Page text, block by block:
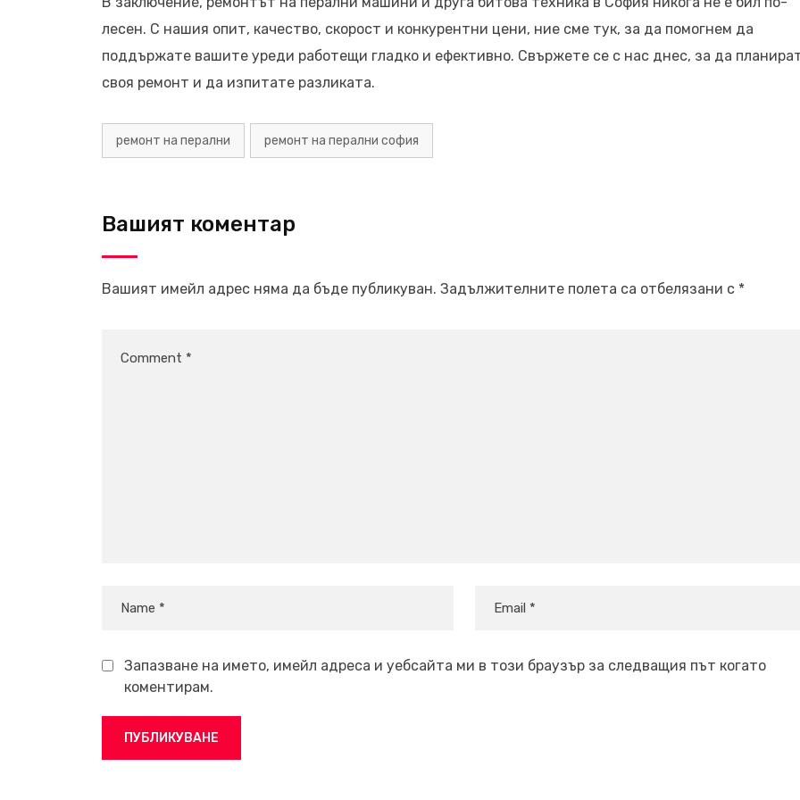
лесен. С нашия опит, качество, скорост и конкурентни цени, ние сме тук, за да помогнем да
поддържате вашите уреди работещи гладко и ефективно. Свържете се с нас днес, за да
своя ремонт и да изпитате разликата.
ремонт на перални ремонт на перални софия
Вашият коментар
Вашият имейл адрес няма да бъде публикуван. Задължителните полета са отбелязани с *
Запазване на името, имейл адреса и уебсайта ми в този браузър за следващия път когато
коментирам.